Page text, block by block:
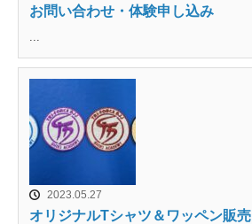
お問い合わせ・体験申し込み
...
2023.05.27
オリジナルTシャツ＆ワッペン販売